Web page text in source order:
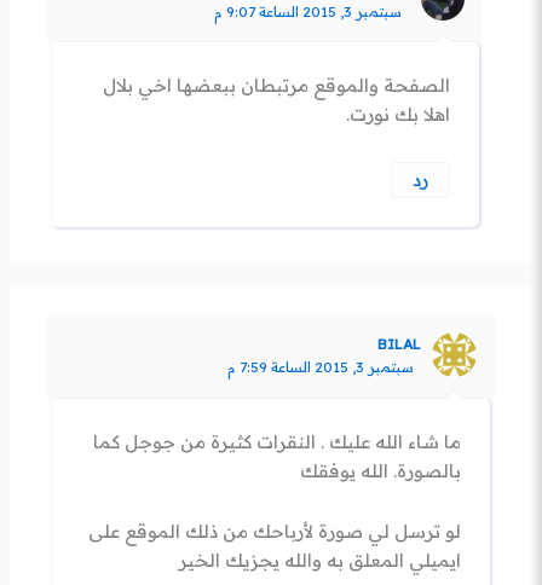
سبتمبر 3, 2015 الساعة 9:07 م
الصفحة والموقع مرتبطان ببعضها اخي بلال
اهلا بك نورت.
رد
BILAL
سبتمبر 3, 2015 الساعة 7:59 م
ما شاء الله عليك . النقرات كثيرة من جوجل كما
بالصورة. الله يوفقك
لو ترسل لي صورة لأرباحك من ذلك الموقع على
ايميلي المعلق به والله يجزيك الخير